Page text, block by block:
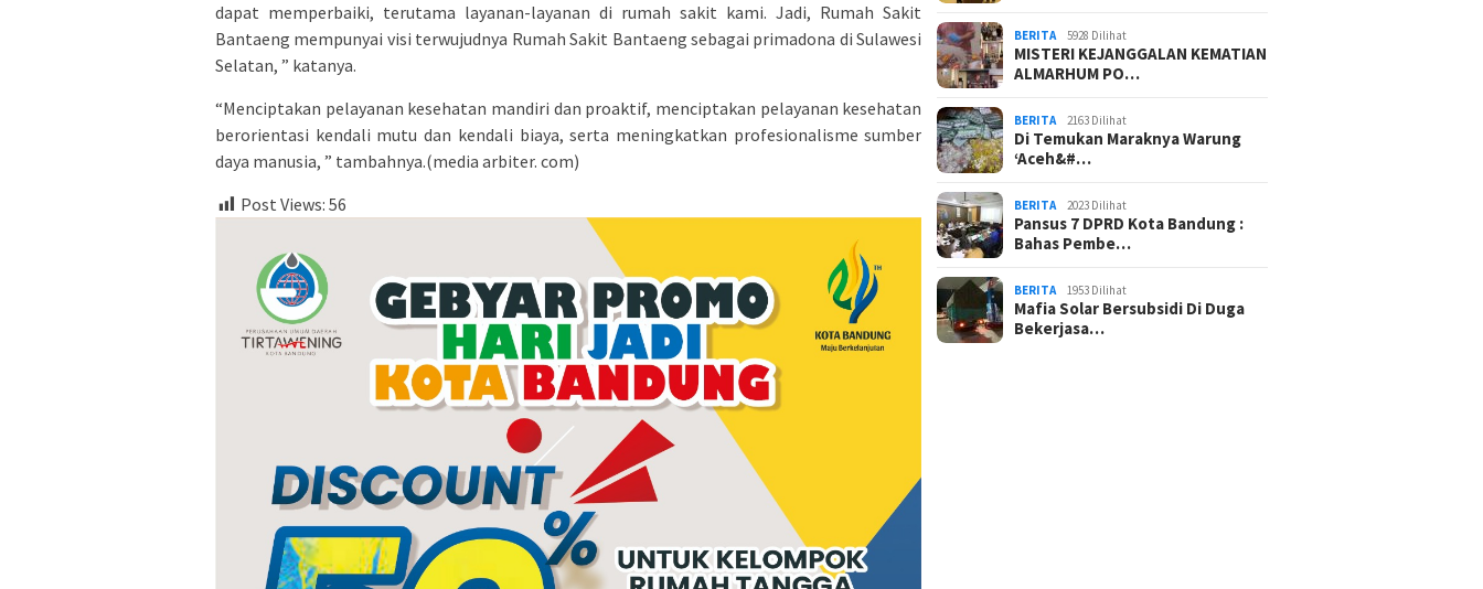
dapat memperbaiki, terutama layanan-layanan di rumah sakit kami. Jadi, Rumah Sakit
Bantaeng mempunyai visi terwujudnya Rumah Sakit Bantaeng sebagai primadona di Sulawesi
Selatan, ” katanya.
“Menciptakan pelayanan kesehatan mandiri dan proaktif, menciptakan pelayanan kesehatan
berorientasi kendali mutu dan kendali biaya, serta meningkatkan profesionalisme sumber
daya manusia, ” tambahnya.(media arbiter. com)
Post Views: 56
BERITA 5928 Dilihat
MISTERI KEJANGGALAN KEMATIAN
ALMARHUM PO…
BERITA 2163 Dilihat
Di Temukan Maraknya Warung
‘Aceh&#…
BERITA 2023 Dilihat
Pansus 7 DPRD Kota Bandung :
Bahas Pembe…
BERITA 1953 Dilihat
Mafia Solar Bersubsidi Di Duga
Bekerjasa…